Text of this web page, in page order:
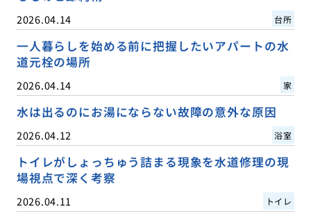
2026.04.14 台所
一人暮らしを始める前に把握したいアパートの水
道元栓の場所
2026.04.14 家
水は出るのにお湯にならない故障の意外な原因
2026.04.12 浴室
トイレがしょっちゅう詰まる現象を水道修理の現
場視点で深く考察
2026.04.11 トイレ